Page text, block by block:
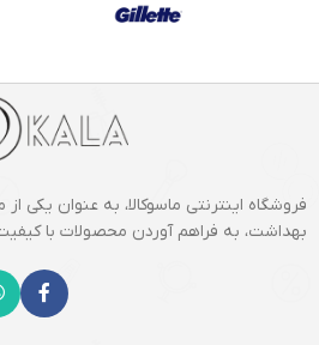
فروشگاه اینترنتی ماسوکالا، به عنوان یکی
بهداشت، به فراهم آوردن محصولات با